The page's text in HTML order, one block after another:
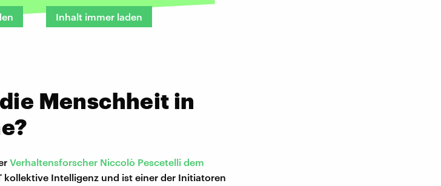
Inhalt immer laden
Menschheit in
Verhaltensforscher Niccolò Pescetelli dem
kollektive Intelligenz und ist einer der Initiatoren